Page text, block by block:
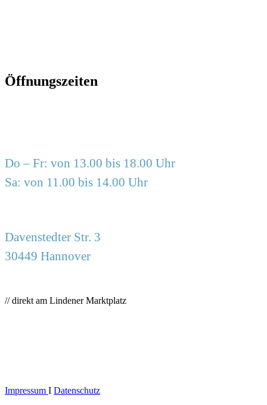
Öffnungszeiten
Do – Fr: von 13.00 bis 18.00 Uhr
Sa: von 11.00 bis 14.00 Uhr
Davenstedter Str. 3
30449 Hannover
// direkt am Lindener Marktplatz
Impressum I Datenschutz